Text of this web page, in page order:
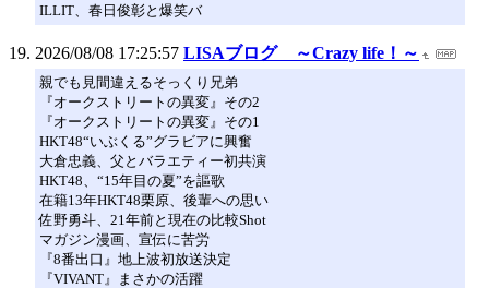
ILLIT、春日俊彰と爆笑バ
2026/08/08 17:25:57 LISAブログ ～Crazy life！～
親でも見間違えるそっくり兄弟
『オークストリートの異変』その2
『オークストリートの異変』その1
HKT48“いぶくる”グラビアに興奮
大倉忠義、父とバラエティー初共演
HKT48、“15年目の夏”を謳歌
在籍13年HKT48栗原、後輩への思い
佐野勇斗、21年前と現在の比較Shot
マガジン漫画、宣伝に苦労
『8番出口』地上波初放送決定
『VIVANT』まさかの活躍